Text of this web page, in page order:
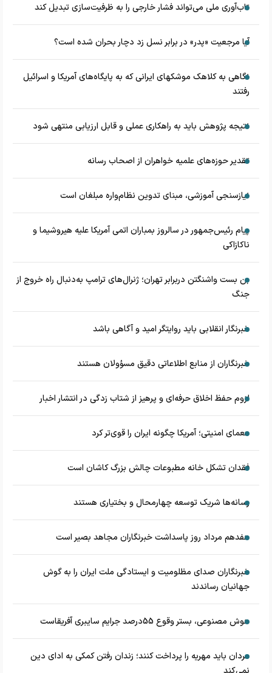
تاب‌آوری ملی می‌تواند فشار خارجی را به ظرفیت‌سازی تبدیل کند
آیا مرجعیت «پدر» در برابر نسل زد دچار بحران شده است؟
نگاهی به کلاهک‎ موشک‎های ایرانی که به پایگاه‌های آمریکا و اسرائیل
رفتند
نتیجه پژوهش باید به راهکاری عملی و قابل ارزیابی منتهی شود
تقدیر حوزه‌های علمیه خواهران از اصحاب رسانه
نیازسنجی آموزشی، مبنای تدوین نظام‌واره مبلغان است
پیام رئیس‌جمهور در سالروز بمباران اتمی آمریکا علیه هیروشیما و
ناکازاکی
بن بست واشنگتن دربرابر تهران؛ ژنرال‌های ترامپ به‌دنبال راه خروج از
جنگ
خبرنگار انقلابی باید روایتگر امید و آگاهی باشد
خبرنگاران از منابع اطلاعاتی دقیق مسؤولان هستند
لزوم حفظ اخلاق حرفه‌ای و پرهیز از شتاب زدگی در انتشار اخبار
معمای امنیتی؛ آمریکا چگونه ایران را قوی‌تر کرد
فقدان تشکل خانه مطبوعات چالش بزرگ کاشان است
رسانه‌ها شریک توسعه چهارمحال و بختیاری هستند
هفدهم مرداد روز پاسداشت خبرنگاران مجاهد بصیر است
خبرنگاران صدای مظلومیت و ایستادگی ملت ایران را به گوش
جهانیان رساندند
هوش مصنوعی، بستر وقوع 55درصد جرایم سایبری آفریقاست
مردان باید مهریه را پرداخت کنند؛ زندان رفتن کمکی به ادای دین